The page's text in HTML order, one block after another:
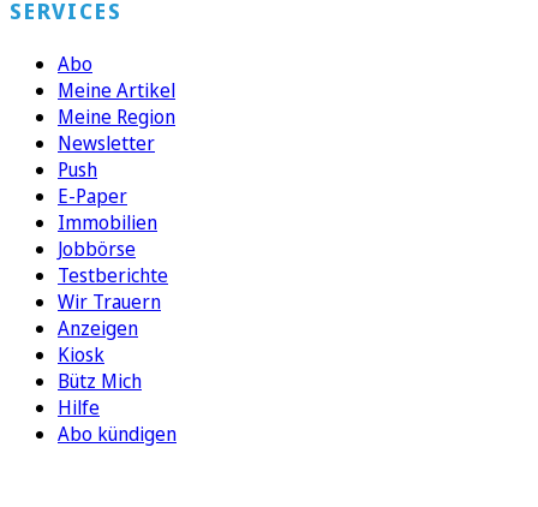
SERVICES
Abo
Meine Artikel
Meine Region
Newsletter
Push
E-Paper
Immobilien
Jobbörse
Testberichte
Wir Trauern
Anzeigen
Kiosk
Bütz Mich
Hilfe
Abo kündigen